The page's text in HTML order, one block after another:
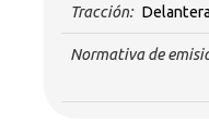
Tracción:
Normativa de